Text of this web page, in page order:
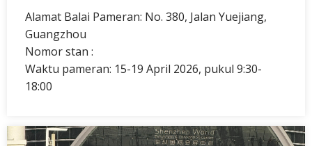
Alamat Balai Pameran: No. 380, Jalan Yuejiang,
Guangzhou
Nomor stan :
Waktu pameran: 15-19 April 2026, pukul 9:30-
18:00